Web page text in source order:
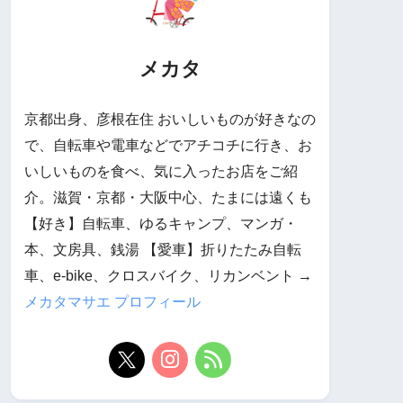
メカタ
京都出身、彦根在住 おいしいものが好きなの
で、自転車や電車などでアチコチに行き、お
いしいものを食べ、気に入ったお店をご紹
介。滋賀・京都・大阪中心、たまには遠くも
【好き】自転車、ゆるキャンプ、マンガ・
本、文房具、銭湯 【愛車】折りたたみ自転
車、e-bike、クロスバイク、リカンベント →
メカタマサエ プロフィール